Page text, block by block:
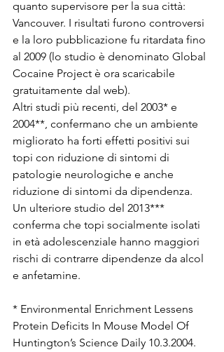
quanto supervisore per la sua città:
Vancouver. I risultati furono controversi
e la loro pubblicazione fu ritardata fino
al 2009 (lo studio è denominato Global
Cocaine Project è ora scaricabile
gratuitamente dal web).
Altri studi più recenti, del 2003* e
2004**, confermano che un ambiente
migliorato ha forti effetti positivi sui
topi con riduzione di sintomi di
patologie neurologiche e anche
riduzione di sintomi da dipendenza.
Un ulteriore studio del 2013***
conferma che topi socialmente isolati
in età adolescenziale hanno maggiori
rischi di contrarre dipendenze da alcol
e anfetamine.
* Environmental Enrichment Lessens
Protein Deficits In Mouse Model Of
Huntington’s Science Daily 10.3.2004.